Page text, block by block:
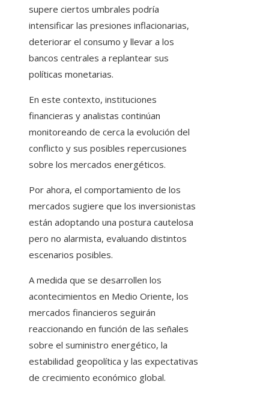
supere ciertos umbrales podría
intensificar las presiones inflacionarias,
deteriorar el consumo y llevar a los
bancos centrales a replantear sus
políticas monetarias.
En este contexto, instituciones
financieras y analistas continúan
monitoreando de cerca la evolución del
conflicto y sus posibles repercusiones
sobre los mercados energéticos.
Por ahora, el comportamiento de los
mercados sugiere que los inversionistas
están adoptando una postura cautelosa
pero no alarmista, evaluando distintos
escenarios posibles.
A medida que se desarrollen los
acontecimientos en Medio Oriente, los
mercados financieros seguirán
reaccionando en función de las señales
sobre el suministro energético, la
estabilidad geopolítica y las expectativas
de crecimiento económico global.